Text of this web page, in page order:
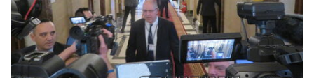
не
носи
отговорност
тях!